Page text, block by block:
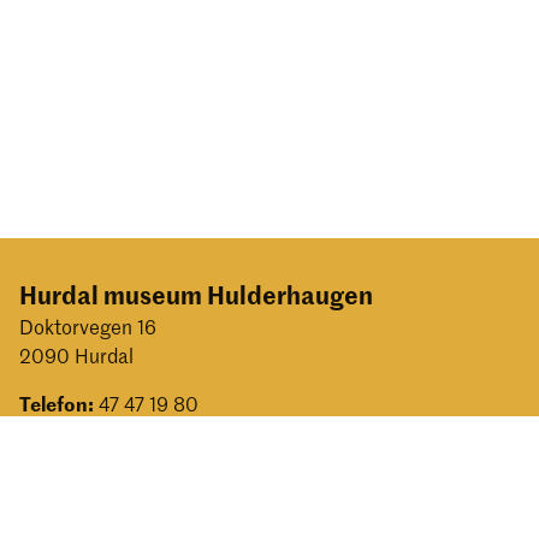
Hurdal museum Hulderhaugen
Doktorvegen 16
2090 Hurdal
Telefon: 47 47 19 80